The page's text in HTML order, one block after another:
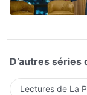
D’autres séries
Lectures de La